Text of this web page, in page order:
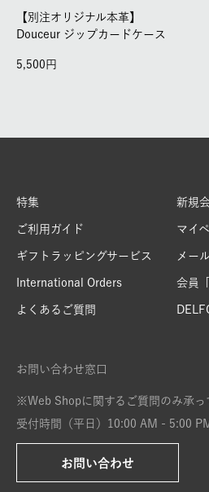
【別注オリジナル本革】
Douceur ジップカードケース
5,500
特集
ご利用ガイド
ギフトラッピングサービス
International Orders
よくあるご質問
新規
マイ
メー
会員
お問い合わせ窓口
※Web Shopに関するご質問のみ承っ
受付時間（平日）10:00 AM - 5:00
お問い合わせ